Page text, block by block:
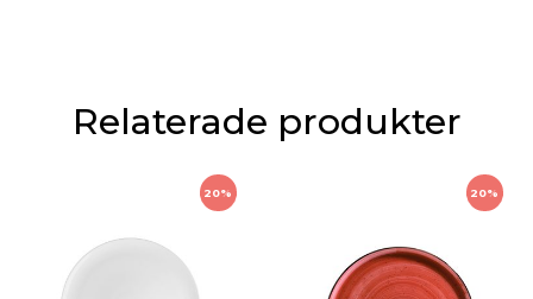
Relaterade produkter
20% 20%